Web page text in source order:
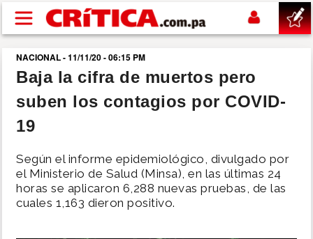
Pasar al contenido principal
buscar
SUCESOS
POLÍTICA
NACIONAL - 11/11/20 - 06:15 PM
Baja la cifra de muertos pero
suben los contagios por COVID-
19
Según el informe epidemiológico, divulgado por
el Ministerio de Salud (Minsa), en las últimas 24
horas se aplicaron 6,288 nuevas pruebas, de las
cuales 1,163 dieron positivo.